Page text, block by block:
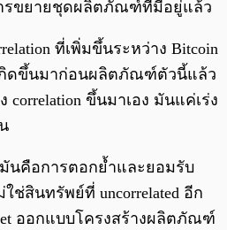
รขยายชุดผลิตภัณฑ์ที่มีอยู่แล้ว
ที่เพิ่มขึ้นระหว่าง Bitcoin
กิดขึ้นมาก่อนผลิตภัณฑ์ตัวนี้แล้ว
ขึ้นมาเอง มันแค่เร่ง
นคือการตอกย้ำและยอมรับ
ช่สินทรัพย์ที่ uncorrelated อีก
ออกแบบโครงสร้างผลิตภัณฑ์